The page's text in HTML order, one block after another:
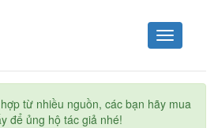
Toggle
navigation
từ nhiều nguồn, các bạn hãy mua
để ủng hộ tác giả nhé!